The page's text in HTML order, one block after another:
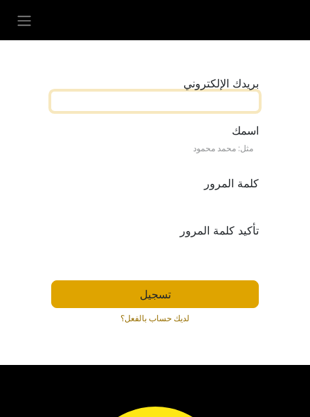
بريدك الإلكتروني
اسمك
كلمة المرور
تأكيد كلمة المرور
تسجيل
لديك حساب بالفعل؟